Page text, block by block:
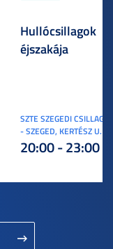
Hullócsillagok
éjszakája
SZTE SZEGEDI
- SZEGED, KERTÉSZ U. 3.
20:00 - 23:00